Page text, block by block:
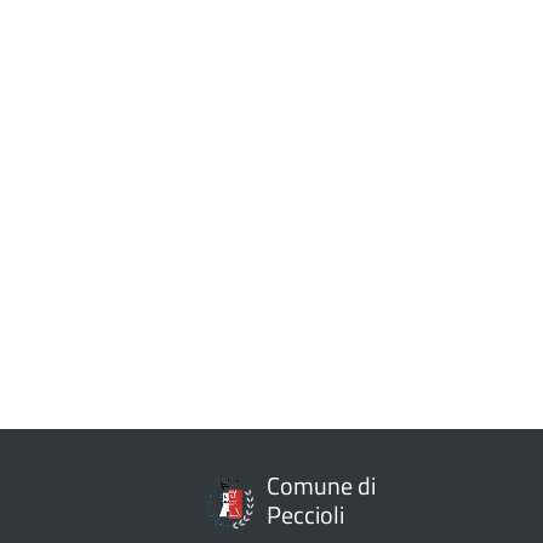
Comune di
Peccioli